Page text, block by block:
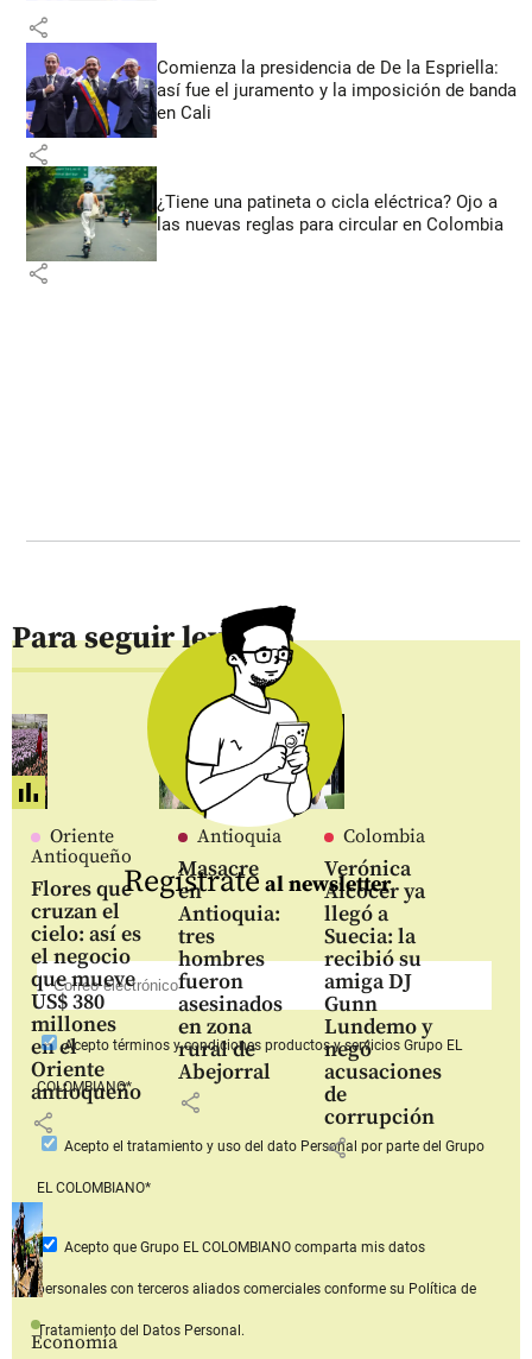
share
Comienza la presidencia de De la Espriella:
así fue el juramento y la imposición de banda
en Cali
share
¿Tiene una patineta o cicla eléctrica? Ojo a
las nuevas reglas para circular en Colombia
share
Para seguir leyendo
Oriente
Antioqueño
Flores que
cruzan el
cielo: así es
el negocio
que mueve
US$ 380
millones
en el
Oriente
antioqueño
share
Antioquia
Masacre
en
Antioquia:
tres
hombres
fueron
asesinados
en zona
rural de
Abejorral
share
Colombia
Verónica
Alcocer ya
llegó a
Suecia: la
recibió su
amiga DJ
Gunn
Lundemo y
negó
acusaciones
de
corrupción
share
Economía
Regístrate al newsletter
Aceptotérminos y condiciones productos y serviciosGrupo EL
COLOMBIANO*
Acepto el tratamiento y uso del dato Personal por parte del Grupo
EL COLOMBIANO*
Acepto que Grupo EL COLOMBIANOcomparta mis datos
personales con terceros aliados comerciales conforme su Política de
Tratamiento del Datos Personal.